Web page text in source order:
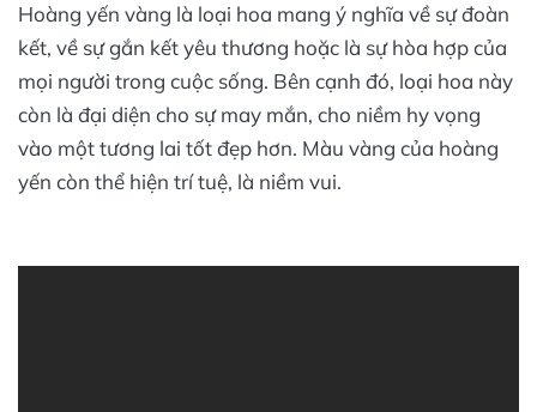
Hoàng yến vàng là loại hoa mang ý nghĩa về sự đoàn
kết, về sự gắn kết yêu thương hoặc là sự hòa hợp của
mọi người trong cuộc sống. Bên cạnh đó, loại hoa này
còn là đại diện cho sự may mắn, cho niềm hy vọng
vào một tương lai tốt đẹp hơn. Màu vàng của hoàng
yến còn thể hiện trí tuệ, là niềm vui.